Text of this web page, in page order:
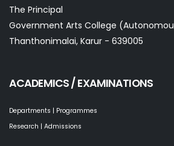
The Principal
Government Arts College
Thanthonimalai, Karur - 639005
ACADEMICS / EXAMINATIONS
Departments | Programmes
Research | Admissions